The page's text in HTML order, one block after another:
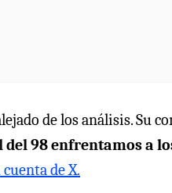
de los análisis. Su
del 98 enfrentamos a
de X.